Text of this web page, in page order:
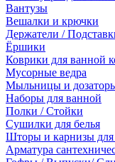
Вантузы
Вешалки и крючки
Держатели /
Ёршики
Коврики для ванной
Мусорные ведра
Мыльницы и
Наборы для ванной
Полки / Стойки
Сушилки для белья
Шторы и карнизы
Арматура